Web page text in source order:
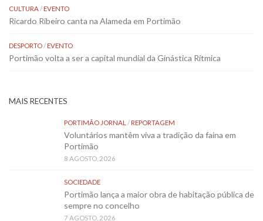
CULTURA/EVENTO
Ricardo Ribeiro canta na Alameda em Portimão
DESPORTO/EVENTO
Portimão volta a ser a capital mundial da Ginástica Rítmica
MAIS RECENTES
PORTIMÃO JORNAL /REPORTAGEM
Voluntários mantêm viva a tradição da faina em
Portimão
8 AGOSTO, 2026
SOCIEDADE
Portimão lança a maior obra de habitação pública de
sempre no concelho
7 AGOSTO, 2026